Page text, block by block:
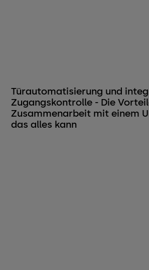
Türautomatisierung und
Zugangskontrolle - Die
Zusammenarbeit mit einem
das alles kann